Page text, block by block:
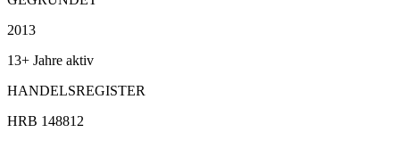
2013
13+ Jahre aktiv
HANDELSREGISTER
HRB 148812